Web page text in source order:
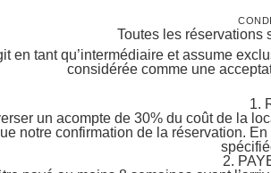
Toutes les réservations
en tant qu’intermédiaire et assume
considérée comme une
1.
un acompte de 30% du coût de la
notre confirmation de la réservation.
2.